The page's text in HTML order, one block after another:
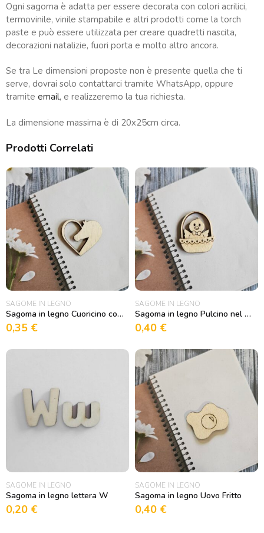
Ogni sagoma è adatta per essere decorata con colori acrilici,
termovinile, vinile stampabile e altri prodotti come la torch
paste e può essere utilizzata per creare quadretti nascita,
decorazioni natalizie, fuori porta e molto altro ancora.
Se tra Le dimensioni proposte non è presente quella che ti
serve, dovrai solo contattarci tramite WhatsApp, oppure
tramite email, e realizzeremo la tua richiesta.
La dimensione massima è di 20x25cm circa.
Prodotti Correlati
SAGOME IN LEGNO
Sagoma in legno Cuoricino con cavallo
0,35 €
SAGOME IN LEGNO
Sagoma in legno Pulcino nel cesto
0,40 €
SAGOME IN LEGNO
Sagoma in legno lettera W
0,20 €
SAGOME IN LEGNO
Sagoma in legno Uovo Fritto
0,40 €